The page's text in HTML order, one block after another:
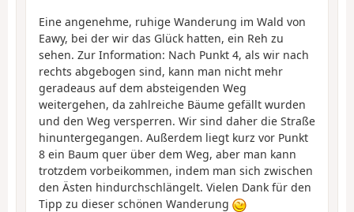
Eine angenehme, ruhige Wanderung im Wald von
Eawy, bei der wir das Glück hatten, ein Reh zu
sehen. Zur Information: Nach Punkt 4, als wir nach
rechts abgebogen sind, kann man nicht mehr
geradeaus auf dem absteigenden Weg
weitergehen, da zahlreiche Bäume gefällt wurden
und den Weg versperren. Wir sind daher die Straße
hinuntergegangen. Außerdem liegt kurz vor Punkt
8 ein Baum quer über dem Weg, aber man kann
trotzdem vorbeikommen, indem man sich zwischen
den Ästen hindurchschlängelt. Vielen Dank für den
Tipp zu dieser schönen Wanderung